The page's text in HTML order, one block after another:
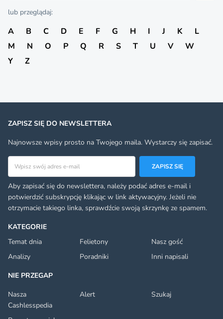
lub przeglądaj:
A B C D E F G H I J K
L
M
N O P Q R S T U V
W
Y
Z
KATEGORIE
Temat dnia
Felietony
Nasz gość
Analizy
Poradniki
Inni napisali
NIE PRZEGAP
Nasza
Cashlesspedia
Alert Szukaj
ZAPISZ SIĘ DO NEWSLETTERA
Najnowsze wpisy prosto na Twojego maila. Wystarczy się zapisać.
ZAPISZ SIĘ
Aby zapisać się do newslettera, należy podać adres e-mail i
potwierdzić subskrypcję klikając w link aktywacyjny. Jeżeli nie
otrzymacie takiego linka, sprawdźcie swoją skrzynkę ze spamem.